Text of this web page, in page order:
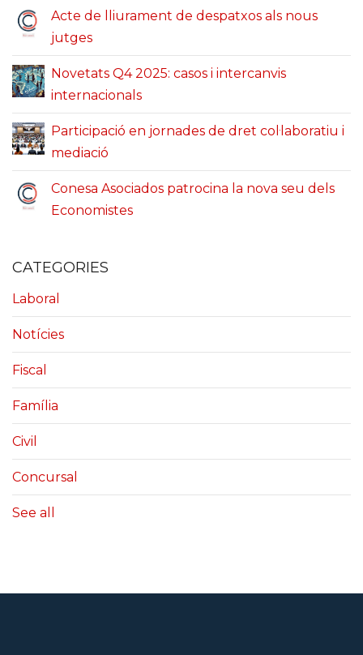
Acte de lliurament de despatxos als nous
jutges
Novetats Q4 2025: casos i intercanvis
internacionals
Participació en jornades de dret col·laboratiu i
mediació
Conesa Asociados patrocina la nova seu dels
Economistes
CATEGORIES
Laboral
Notícies
Fiscal
Família
Civil
Concursal
See all